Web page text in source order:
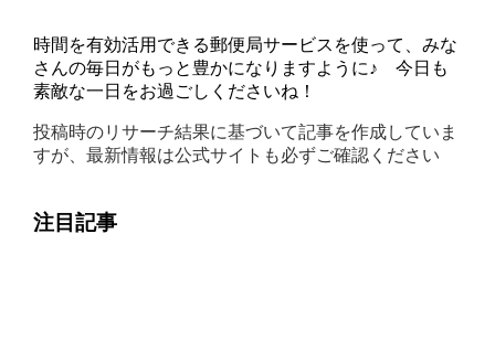
時間を有効活用できる郵便局サービスを使って、みな
さんの毎日がもっと豊かになりますように♪ 今日も
素敵な一日をお過ごしくださいね！
投稿時のリサーチ結果に基づいて記事を作成していま
すが、最新情報は公式サイトも必ずご確認ください
注目記事